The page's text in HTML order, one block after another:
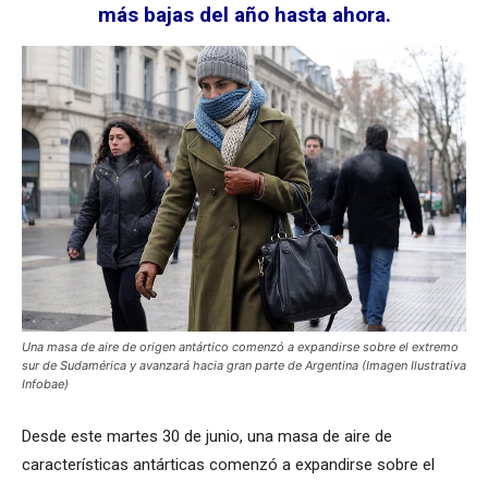
más bajas del año hasta ahora.
Una masa de aire de origen antártico comenzó a expandirse sobre el extremo
sur de Sudamérica y avanzará hacia gran parte de Argentina (Imagen Ilustrativa
Infobae)
Desde este martes 30 de junio, una masa de aire de
características antárticas comenzó a expandirse sobre el